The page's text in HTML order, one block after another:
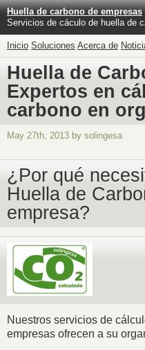
Huella de carbono de empresas
Servicios de cáculo de huella de
Inicio Soluciones Acerca de
Huella de
Expertos en
carbono en
May 27th, 2013 by solingesa
¿Por qué
Huella de
empresa?
Nuestros servicios de
empresas ofrecen a su